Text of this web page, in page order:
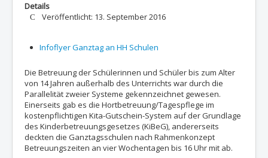
Details
Veröffentlicht: 13. September 2016
Infoflyer Ganztag an HH Schulen
Die Betreuung der Schülerinnen und Schüler bis zum Alter
von 14 Jahren außerhalb des Unterrichts war durch die
Parallelität zweier Systeme gekennzeichnet gewesen.
Einerseits gab es die Hortbetreuung/Tagespflege im
kostenpflichtigen Kita-Gutschein-System auf der Grundlage
des Kinderbetreuungsgesetzes (KiBeG), andererseits
deckten die Ganztagsschulen nach Rahmenkonzept
Betreuungszeiten an vier Wochentagen bis 16 Uhr mit ab.